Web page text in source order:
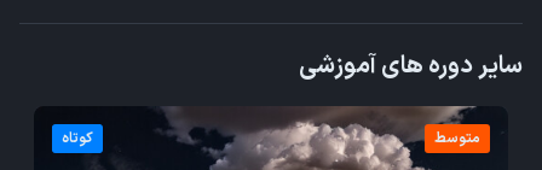
سایر دوره های آموزشی
متوسط کوتاه